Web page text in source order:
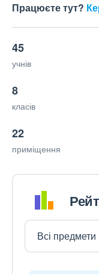
Працюєте тут?
45
учнів
8
класів
22
приміщення